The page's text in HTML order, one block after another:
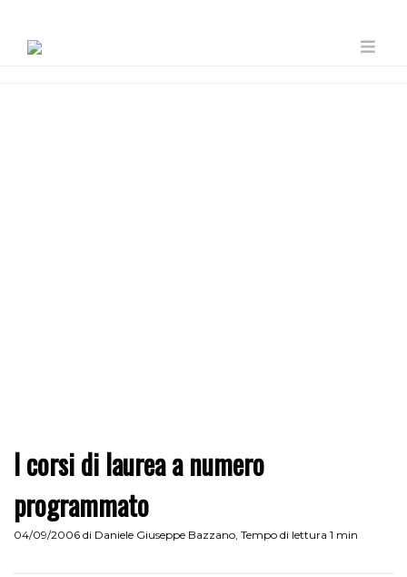
I corsi di laurea a numero
programmato
04/09/2006 di Daniele Giuseppe Bazzano, Tempo di lettura 1 min